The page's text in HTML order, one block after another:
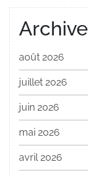
Archive
août 2026
juillet 2026
juin 2026
mai 2026
avril 2026